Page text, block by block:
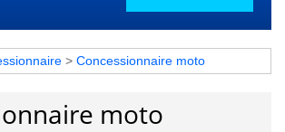
> Concessionnaire moto
moto